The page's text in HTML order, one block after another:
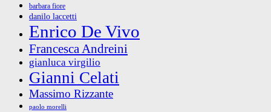
barbara fiore
danilo laccetti
Enrico De Vivo
Francesca Andreini
gianluca virgilio
Gianni Celati
Massimo Rizzante
paolo morelli